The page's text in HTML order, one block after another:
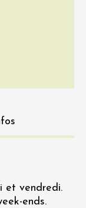
et vendredi.
ends.